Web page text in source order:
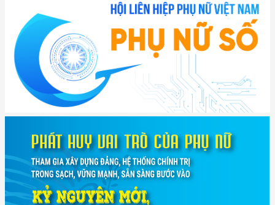
(898/KH/ĐCT) Kế hoạch thực hiện Quyết định số 2415/QĐ-TTg ngày
31/10/2025 ...
(417/QĐ-BNNMT) Quyết định phê duyệt Chương trình mục tiêu quốc gia
xây dựng ...
(891/KH-ĐCT) Kế hoạch thực hiện Nghị quyết số 72-NQ/TW ngày
9/9/2025 của Bộ ...
(2415/QĐ-TTg) Quyết định về việc phê duyệt Đề án Hỗ trợ Phụ nữ khởi
nghiệp ...